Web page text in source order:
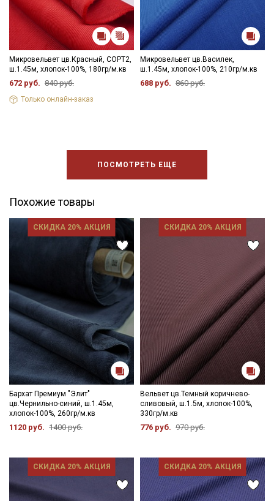
Микровельвет цв.Красный, СОРТ2,
ш.1.45м, хлопок-100%, 180гр/м.кв
672 руб. 840 руб.
Только онлайн-заказ
Микровельвет цв.Василек,
ш.1.45м, хлопок-100%, 210гр/м.кв
688 руб. 860 руб.
ПОСМОТРЕТЬ ЕЩЕ
Похожие товары
СКИДКА 20% АКЦИЯ
Бархат Премиум "Элит"
цв.Чернильно-синий, ш.1.45м,
хлопок-100%, 260гр/м.кв
1120 руб. 1400 руб.
СКИДКА 20% АКЦИЯ
Вельвет цв.Темный коричнево-
сливовый, ш.1.5м, хлопок-100%,
330гр/м.кв
776 руб. 970 руб.
СКИДКА 20% АКЦИЯ СКИДКА 20% АКЦИЯ
Подписаться
Ознакомлен(а) сПолитикой обработки персональных
данных
и даю
Согласие на обработку персональных
данных
ДаюСогласие на получение рекламных и